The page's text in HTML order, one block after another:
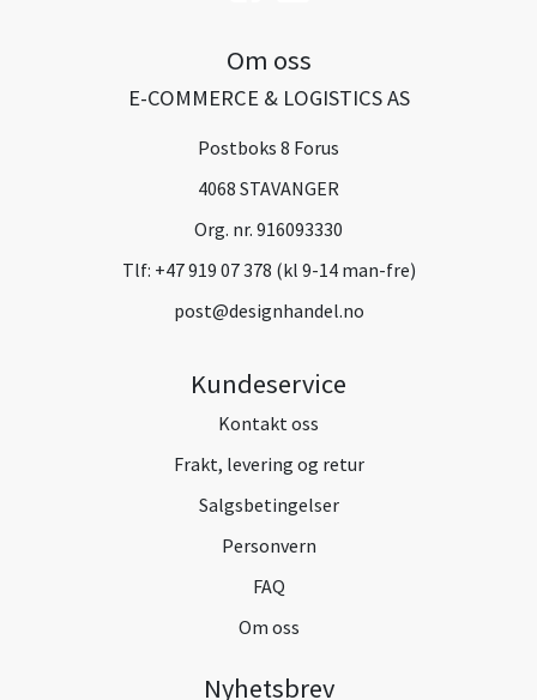
Om oss
E-COMMERCE & LOGISTICS AS
Postboks 8 Forus
4068 STAVANGER
Org. nr. 916093330
Tlf: +47 919 07 378 (kl 9-14 man-fre)
post@designhandel.no
Kundeservice
Kontakt oss
Frakt, levering og retur
Salgsbetingelser
Personvern
FAQ
Om oss
Nyhetsbrev